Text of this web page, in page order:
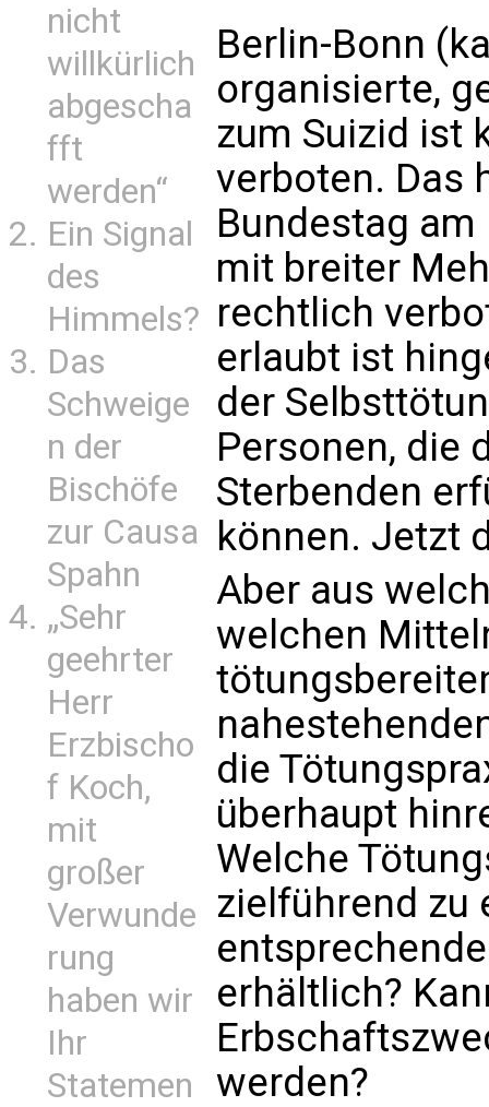
nicht
willkürlich
abgescha
fft
werden“
Ein Signal
des
Himmels?
Das
Schweige
n der
Bischöfe
zur Causa
Spahn
„Sehr
geehrter
Herr
Erzbischo
f Koch,
mit
großer
Verwunde
rung
haben wir
Ihr
Statemen
Berlin-Bonn
organisierte,
zum Suizid ist
verboten. Das
Bundestag am
mit breiter
rechtlich
erlaubt ist
der
Personen, die
Sterbenden
können. Jetzt
Aber aus
welchen
die
überhaupt
Welche
zielführend zu
erhältlich?
werden?